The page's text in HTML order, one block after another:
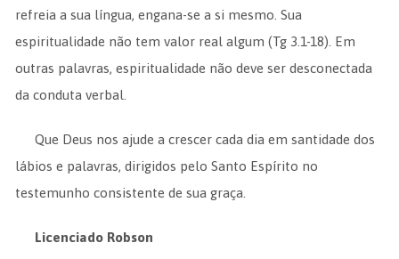
refreia a sua língua, engana-se a si mesmo. Sua
espiritualidade não tem valor real algum (Tg 3.1-18). Em
outras palavras, espiritualidade não deve ser desconectada
da conduta verbal.
Que Deus nos ajude a crescer cada dia em santidade dos
lábios e palavras, dirigidos pelo Santo Espírito no
testemunho consistente de sua graça.
Licenciado Robson